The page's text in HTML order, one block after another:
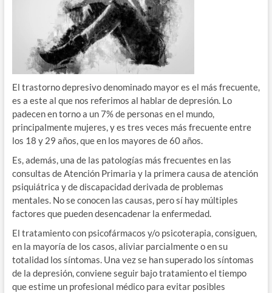
El trastorno depresivo denominado mayor es el más frecuente,
es a este al que nos referimos al hablar de depresión. Lo
padecen en torno a un 7% de personas en el mundo,
principalmente mujeres, y es tres veces más frecuente entre
los 18 y 29 años, que en los mayores de 60 años.
Es, además, una de las patologías más frecuentes en las
consultas de Atención Primaria y la primera causa de atención
psiquiátrica y de discapacidad derivada de problemas
mentales. No se conocen las causas, pero sí hay múltiples
factores que pueden desencadenar la enfermedad.
El tratamiento con psicofármacos y/o psicoterapia, consiguen,
en la mayoría de los casos, aliviar parcialmente o en su
totalidad los síntomas. Una vez se han superado los síntomas
de la depresión, conviene seguir bajo tratamiento el tiempo
que estime un profesional médico para evitar posibles